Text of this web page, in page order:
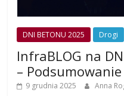
DNI BETONU 2025 Drogi
InfraBLOG na
– Podsumowanie
9 grudnia 2025 Anna